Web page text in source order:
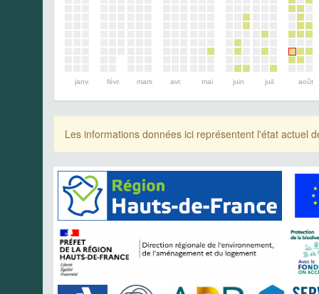
janv. févr. mars avr. mai juin juil. août
Les informations données ici représentent l'état actuel